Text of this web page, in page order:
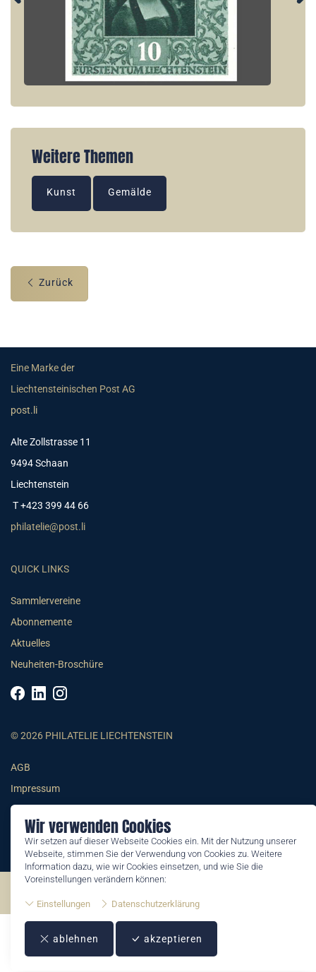
Wir verwenden Cookies
Wir setzen auf dieser Webseite Cookies ein. Mit der Nutzung unserer
Webseite, stimmen Sie der Verwendung von Cookies zu. Weitere
Information dazu, wie wir Cookies einsetzen, und wie Sie die
Voreinstellungen verändern können:
Einstellungen Datenschutzerklärung
ablehnen akzeptieren
Weitere Themen
Kunst Gemälde
Zurück
Eine Marke der
Liechtensteinischen Post AG
post.li
Alte Zollstrasse 11
9494 Schaan
Liechtenstein
T +423 399 44 66
philatelie@post.li
QUICK LINKS
Sammlervereine
Abonnemente
Aktuelles
Neuheiten-Broschüre
© 2026 PHILATELIE LIECHTENSTEIN
AGB
Impressum
Datenschutzerklärung